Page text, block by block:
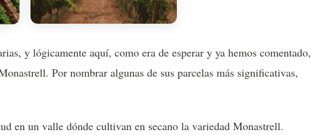
y lógicamente aquí, como era de esperar y ya hemos comentado,
Por nombrar algunas de sus parcelas más significativas,
en un valle dónde cultivan en secano la variedad Monastrell.